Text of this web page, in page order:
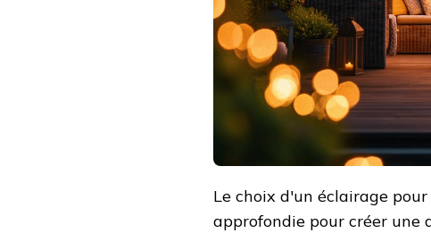
Le choix d'un éclairage
approfondie pour créer une